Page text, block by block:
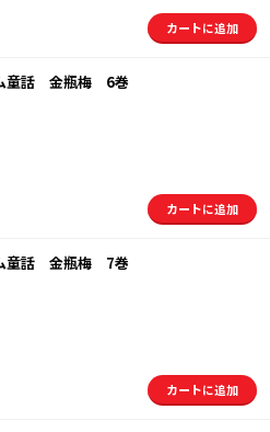
カートに追加
童話 金瓶梅 6巻
カートに追加
童話 金瓶梅 7巻
カートに追加